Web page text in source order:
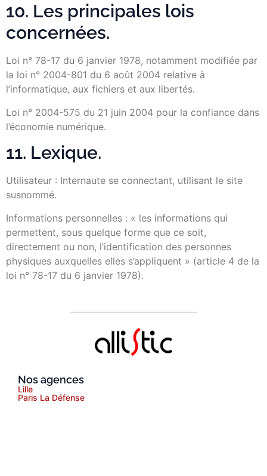
10. Les principales lois
concernées.
Loi n° 78-17 du 6 janvier 1978, notamment modifiée par
la loi n° 2004-801 du 6 août 2004 relative à
l’informatique, aux fichiers et aux libertés.
Loi n° 2004-575 du 21 juin 2004 pour la confiance dans
l’économie numérique.
11. Lexique.
Utilisateur : Internaute se connectant, utilisant le site
susnommé.
Informations personnelles : « les informations qui
permettent, sous quelque forme que ce soit,
directement ou non, l’identification des personnes
physiques auxquelles elles s’appliquent » (article 4 de la
loi n° 78-17 du 6 janvier 1978).
Nos agences
Lille
Paris La Défense